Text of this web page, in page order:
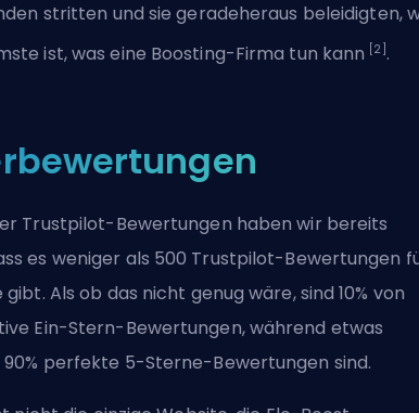
stritten und sie geradeheraus beleidigten,
ist, was eine Boosting-Firma tun kann
[2] .
Trustpilot-Bewertungen haben wir bereits
es weniger als 500 Trustpilot-Bewertungen
Als ob das nicht genug wäre, sind 10% von
Ein-Stern-Bewertungen, während etwas
perfekte 5-Sterne-Bewertungen sind.